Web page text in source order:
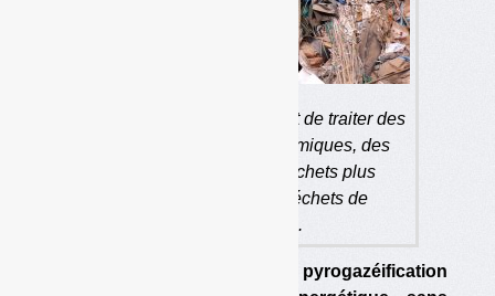
La pyrogazéification permet de traiter des
déchets d’activités économiques, des
encombrants ou des déchets plus
homogènes (bois B, déchets de
caoutchouc…).
Utilisée depuis des siècles, la pyrogazéification